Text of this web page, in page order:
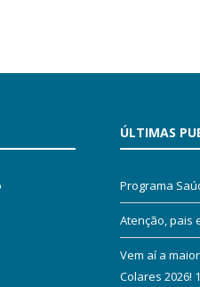
ÚLTIMAS
Programa
Atenção, pais
Vem aí a
Colares 2026!